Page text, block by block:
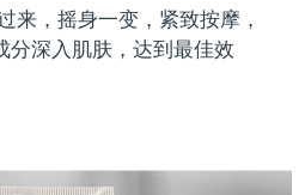
来，摇身一变，紧致按摩，
分深入肌肤，达到最佳效
Plus
heating
aging massage
2 go
toning on-the-go
line smoothing device
套装
and red light therapy
plus
预计送达日期8/15/26